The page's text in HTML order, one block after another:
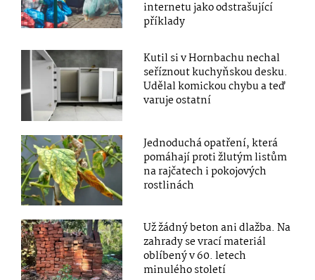
internetu jako odstrašující
příklady
Kutil si v Hornbachu nechal
seříznout kuchyňskou desku.
Udělal komickou chybu a teď
varuje ostatní
Jednoduchá opatření, která
pomáhají proti žlutým listům
na rajčatech i pokojových
rostlinách
Už žádný beton ani dlažba. Na
zahrady se vrací materiál
oblíbený v 60. letech
minulého století